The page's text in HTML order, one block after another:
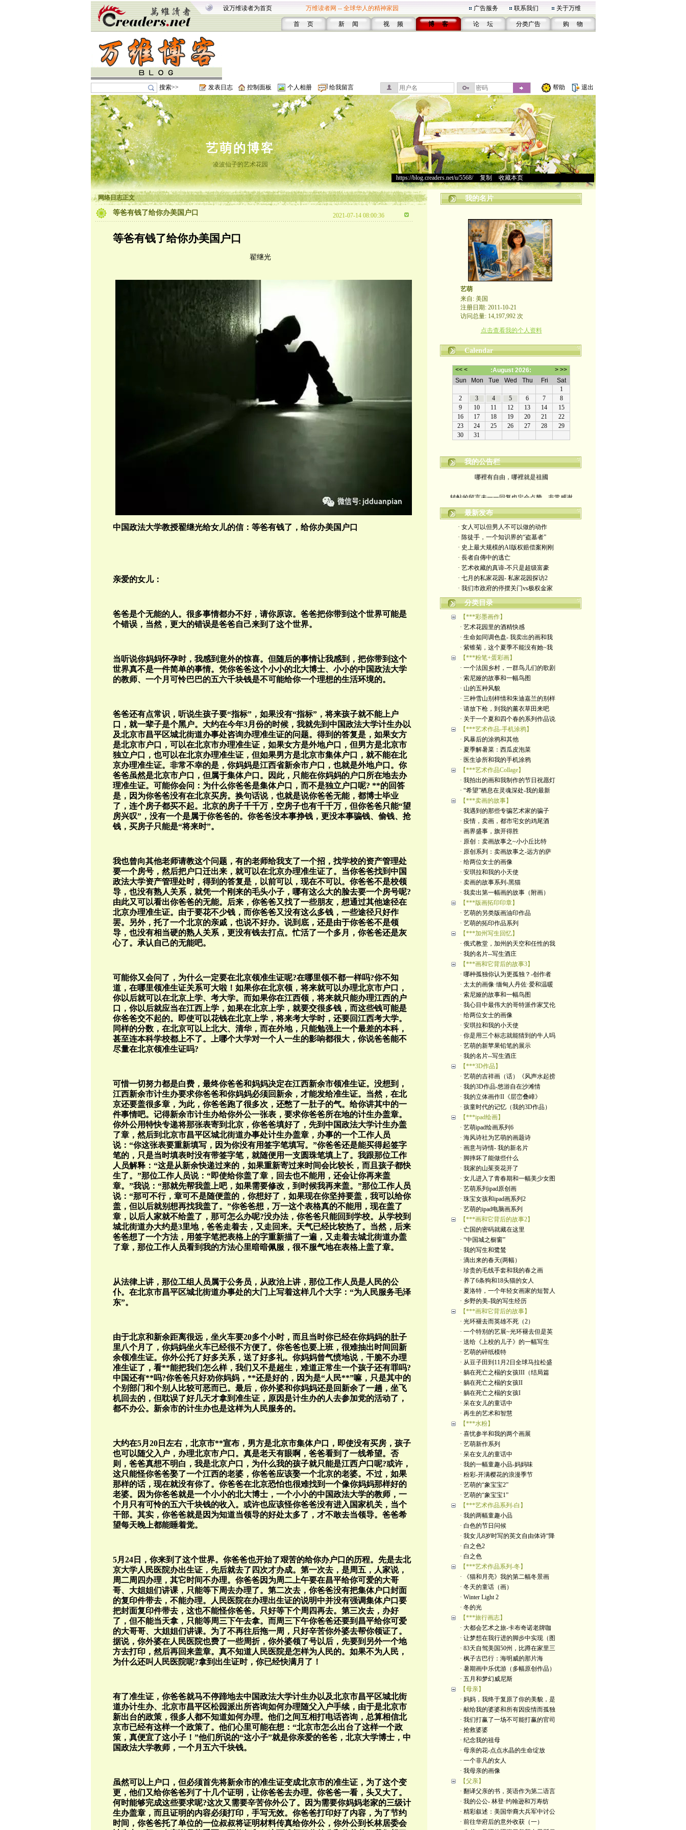
设万维读者为首页 万维读者网 -- 全球华人的精神家园 广告服务 联系我们 关于万维
首 页 新 闻 视 频 博 客 论 坛 分类广告 购 物
搜索>> 发表日志 控制面板 个人相册 给我留言 帮助 退出
艺萌的博客
凌波仙子的艺术花园
https://blog.creaders.net/u/5568/> 复制 收藏本页
网络日志正文
等爸有钱了给你办美国户口 2021-07-14 08:00:36
等爸有钱了给你办美国户口
翟继光
中国政法大学教授翟继光给女儿的信：等爸有钱了，给你办美国户口
亲爱的女儿：
爸爸是个无能的人。很多事情都办不好，请你原谅。爸爸把你带到这个世界可能是
个错误，当然，更大的错误是爸爸自己来到了这个世界。
当听说你妈妈怀孕时，我感到意外的惊喜。但随后的事情让我感到，把你带到这个
世界真不是一件简单的事情。凭你爸爸这个小小的北大博士、小小的中国政法大学
的教师、一个月可怜巴巴的五六千块钱是不可能给你一个理想的生活环境的。
爸爸还有点常识，听说生孩子要“指标”，如果没有“指标”，将来孩子就不能上户
口，就一辈子是个黑户。大约在今年3月份的时候，我就先到中国政法大学计生办以
及北京市昌平区城北街道办事处咨询办理准生证的问题。得到的答复是，如果女方
是北京市户口，可以在北京市办理准生证，如果女方是外地户口，但男方是北京市
独立户口，也可以在北京办理准生证，但如果男方是北京市集体户口，就不能在北
京办理准生证。非常不幸的是，你妈妈是江西省新余市户口，也就是外地户口。你
爸爸虽然是北京市户口，但属于集体户口。因此，只能在你妈妈的户口所在地去办
理准生证。可能你会问：为什么你爸爸是集体户口，而不是独立户口呢? **的回答
是，因为你爸爸没有在北京买房。换句话说，也就是说你爸爸无能，都博士毕业
了，连个房子都买不起。北京的房子千千万，空房子也有千千万，但你爸爸只能“望
房兴叹”，没有一个是属于你爸爸的。你爸爸没本事挣钱，更没本事骗钱、偷钱、抢
钱，买房子只能是“将来时”。
我也曾向其他老师请教这个问题，有的老师给我支了一个招，找学校的资产管理处
要一个房号，然后把户口迁出来，就可以在北京办理准生证了。当你爸爸找到中国
政法大学资产管理处时，得到的答复是，以前可以，现在不可以。你爸爸不是校领
导，也没有熟人关系，就凭一个刚来的毛头小子，哪有这么大的脸去要一个房号呢?
由此又可以看出你爸爸的无能。后来，你爸爸又找了一些朋友，想通过其他途径在
北京办理准生证。由于要花不少钱，而你爸爸又没有这么多钱，一些途径只好作
罢。另外，托了一个北京的亲戚，也说不好办。说到底，还是由于你爸爸不是领
导，也没有相当硬的熟人关系，更没有钱去打点。忙活了一个多月，你爸爸还是灰
心了。承认自己的无能吧。
可能你又会问了，为什么一定要在北京领准生证呢?在哪里领不都一样吗?你不知
道，在哪里领准生证关系可大啦！如果你在北京领，将来就可以办理北京市户口，
你以后就可以在北京上学、考大学。而如果你在江西领，将来就只能办理江西的户
口，你以后就应当在江西上学，如果在北京上学，就要交很多钱，而这些钱可能是
你爸爸交不起的。即使可以花钱在北京上学，将来考大学时，还要回江西考大学。
同样的分数，在北京可以上北大、清华，而在外地，只能勉强上一个最差的本科，
甚至连本科学校都上不了。上哪个大学对一个人一生的影响都很大，你说爸爸能不
尽量在北京领准生证吗?
可惜一切努力都是白费，最终你爸爸和妈妈决定在江西新余市领准生证。没想到，
江西新余市计生办要求你爸爸和你妈妈必须回新余，才能发给准生证。当然，在北
京还要盖很多章，为此，你爸爸跑了很多次，还憋了一肚子的气。给你讲其中的一
件事情吧。记得新余市计生办给你外公一张表，要求你爸爸所在地的计生办盖章。
你外公用特快专递将那张表寄到北京，你爸爸填好了，先到中国政法大学计生办盖
了章，然后到北京市昌平区城北街道办事处计生办盖章，办事的一个工作人员
说：“你这张表要重新填写，因为你没有用签字笔填写。”你爸爸还是能买得起签字
笔的，只是当时填表时没有带签字笔，就随便用一支圆珠笔填上了。我跟那位工作
人员解释：“这是从新余快递过来的，如果重新寄过来时间会比较长，而且孩子都快
生了。”那位工作人员说：“即使给你盖了章，回去也不能用，还会让你再来盖
章。”我说：“那就先帮我盖上吧，如果需要修改，到时候我再来盖。”那位工作人员
说：“那可不行，章可不是随便盖的，你想好了，如果现在你坚持要盖，我可以给你
盖，但以后就别想再找我盖了。”你爸爸想，万一这个表格真的不能用，现在盖了
章，以后人家就不给盖了，那可怎么办呢?没办法，你爸爸只能回到学校。从学校到
城北街道办大约是3里地，爸爸走着去，又走回来。天气已经比较热了。当然，后来
爸爸想了一个方法，用签字笔把表格上的字重新描了一遍，又走着去城北街道办盖
了章，那位工作人员看到我的方法心里暗暗佩服，很不服气地在表格上盖了章。
从法律上讲，那位工组人员属于公务员，从政治上讲，那位工作人员是人民的公
仆。在北京市昌平区城北街道办事处的大门上写着这样几个大字：“为人民服务毛泽
东”。
由于北京和新余距离很远，坐火车要20多个小时，而且当时你已经在你妈妈的肚子
里八个月了，你妈妈坐火车已经很不方便了。你爸爸也要上班，很难抽出时间回新
余领准生证。你外公托了好多关系，送了好多礼。你妈妈曾气愤地说，干脆不办理
准生证了，看**能把我们怎么样，我们又不是超生，难道正常生一个孩子还有罪吗?
中国还有**吗?你爸爸只好劝你妈妈，**还是好的，因为是“人民**”嘛，只是其中的
个别部门和个别人比较可恶而已。最后，你外婆和你妈妈还是回新余了一趟，坐飞
机回去的，但耽误了好几天才拿到准生证，原因是计生办的人去参加党的活动了，
都不办公。新余市的计生办也是这样为人民服务的。
大约在5月20日左右，北京市**宣布，男方是北京市集体户口，即使没有买房，孩子
也可以随父入户，办理北京市户口。真是老天有眼啊，爸爸看到了一线希望。否
则，爸爸真想不明白，我是北京户口，为什么我的孩子就只能是江西户口呢?或许，
这只能怪你爸爸娶了一个江西的老婆，你爸爸应该娶一个北京的老婆。不过，如果
那样的话，现在就没有你了。你爸爸在北京恐怕也很难找到一个像你妈妈那样好的
老婆。因为你爸爸就是一个小小的北大博士，一个小小的中国政法大学的教师，一
个月只有可怜的五六千块钱的收入。或许也应该怪你爸爸没有进入国家机关，当个
干部。其实，你爸爸就是因为知道当领导的好处太多了，才不敢去当领导。爸爸希
望每天晚上都能睡着觉。
5月24日，你来到了这个世界。你爸爸也开始了艰苦的给你办户口的历程。先是去北
京大学人民医院办出生证，先后就去了四次才办成。第一次去，是周五，人家说，
周二周四办理，其它时间不办理。你爸爸因为周二上午要在昌平给你可爱的大哥
哥、大姐姐们讲课，只能等下周去办理了。第二次去，你爸爸没有把集体户口封面
的复印件带去，不能办理。人民医院在办理出生证的说明中并没有强调集体户口要
把封面复印件带去，这也不能怪你爸爸。只好等下个周四再去。第三次去，办好
了，但不能当天拿，只能等周三下午去拿。而周三下午你爸爸还要到昌平给你可爱
的大哥哥、大姐姐们讲课。为了不再往后拖一周，只好辛苦你外婆去帮你领证了。
据说，你外婆在人民医院也费了一些周折，你外婆领了号以后，先要到另外一个地
方去打印，然后再回来盖章。真不知道人民医院是怎样为人民的。如果不为人民，
为什么还叫人民医院呢?拿到出生证时，你已经快满月了！
有了准生证，你爸爸就马不停蹄地去中国政法大学计生办以及北京市昌平区城北街
道办计生办、北京市昌平区松园派出所咨询如何办理随父入户手续，由于是北京市
新出台的政策，很多人都不知道如何办理。他们之间互相打电话咨询，总算相信北
京市已经有这样一个政策了。他们心里可能在想：“北京市怎么出台了这样一个政
策，真便宜了这小子！”他们所说的“这小子”就是你亲爱的爸爸，北京大学博士，中
国政法大学教师，一个月五六千块钱。
虽然可以上户口，但必须首先将新余市的准生证变成北京市的准生证，为了这个变
更，他们又给你爸爸列了十几个证明，让你爸爸去办理。你爸爸一看，头又大了。
何时能够完成这些要求呢?这次又需要辛苦你外公了。因为需要你妈妈老家的三级计
生办盖章，而且证明的内容必须打印，手写无效。你爸爸打印好了内容，为了节约
时间，你爸爸托了单位的一位叔叔将证明材料传真给你外公，你外公到长林居委会
我的名片
艺萌
来自: 美国
注册日期: 2011-10-21
访问总量: 14,197,992 次
点击查看我的个人资料
Calendar
我的公告栏
哪裡有自由，哪裡就是祖國
yimengling53@yahoo.com
有意收藏者请私信我，感谢一贯支持
政治转载不一定代表本人意见
艺术博客：https://yimengl.blog
目录中标注星号的为本人艺术原创
最新发布
· 女人可以但男人不可以做的动作
· 陈徒手，一个知识界的“盗墓者”
· 史上最大规模的AI版权赔偿案刚刚
· 長者自傳中的逃亡
· 艺术收藏的真谛-不只是超级富豪
· 七月的私家花园- 私家花园探访2
· 我们市政府的停摆关门vs极权金家
分类目录
【***彩墨画作】
· 艺术花园里的酒精快感
· 生命如同调色盘- 我卖出的画和我
· 紫锥菊，这个夏季不能没有她~我
【***粉笔+蛋彩画】
· 一个法国乡村，一群鸟儿们的歌剧
· 索尼娅的故事和一幅鸟图
· 山的五种风貌
· 三种雪山别样情和朱迪嘉兰的别样
· 请放下枪，到我的薰衣草田来吧
· 关于一个夏和四个春的系列作品说
【***艺术作品-手机涂鸦】
· 风暴后的涂鸦和其他
· 夏季解暑菜：西瓜皮泡菜
· 医生诊所和我的手机涂鸦
【***艺术作品Collage】
· 我拍出的画和我制作的节日祝愿灯
· “希望”栖息在灵魂深处-我的最新
【***卖画的故事】
· 我遇到的那些专骗艺术家的骗子
· 疫情，卖画，都市宅女的鸡尾酒
· 画界盛事，旗开得胜
· 原创：卖画故事之~小小丘比特
· 原创系列：卖画故事之-远方的萨
· 给两位女士的画像
· 安琪拉和我的小天使
· 卖画的故事系列-黑猫
· 我卖出第一幅画的故事（附画）
【***版画拓印印章】
· 艺萌的另类版画油印作品
· 艺萌的拓印作品系列
【***加州写生回忆】
· 俄式教堂，加州的天空和任性的我
· 我的名片--写生酒庄
【***画和它背后的故事3】
· 哪种孤独你认为更孤独？-创作者
· 太太的画像·缅甸人丹佐·爱和温暖
· 索尼娅的故事和一幅鸟图
· 我心目中最伟大的哥特派作家艾伦
· 给两位女士的画像
· 安琪拉和我的小天使
· 你是用三个标志就能猜到的牛人吗
· 艺萌的新苹果铅笔的展示
· 我的名片--写生酒庄
【***3D作品】
· 艺萌的吉祥画（话）《风声水起捞
· 我的3D作品-悠游自在沙滩情
· 我的立体画作II《层峦叠嶂》
· 孩童时代的记忆（我的3D作品）
【***ipad绘画】
· 艺萌ipad绘画系列6
· 海风诗社为艺萌的画题诗
· 画意与诗情- 我的新名片
· 脚摔坏了能做些什么
· 我家的山茱萸花开了
· 女儿进入了青春期和一幅美少女图
· 艺萌系列ipad原创画
· 珠宝女孩和ipad画系列2
· 艺萌的ipad电脑画系列
【***画和它背后的故事2】
· 亡国的密码就藏在这里
· “中国城之橱窗”
· 我的写生和鹭鸶
· 滴出来的春天(两幅）
· 珍贵的毛线手套和我的春之画
· 养了6条狗和18头猫的女人
· 夏洛特，一个年轻女画家的短暂人
· 乡野的美-我的写生经历
【***画和它背后的故事】
· 光环褪去而英雄不死（2）
· 一个特别的艺展~光环褪去但是英
· 送给《上校的儿子》的一幅写生
· 艺萌的碎纸模特
· 从豆子田到11月2日全球马拉松盛
· 躺在死亡之榻的女孩III（结局篇
· 躺在死亡之榻的女孩II
· 躺在死亡之榻的女孩I
· 呆在女儿的童话中
· 再生的艺术和智慧
【***水粉】
· 喜忧参半和我的两个画展
· 艺萌新作系列
· 呆在女儿的童话中
· 我的一幅童趣小品-妈妈味
· 粉彩-开满樱花的浪漫季节
· 艺萌的“象宝宝2”
· 艺萌的“象宝宝1”
【***艺术作品系列-白】
· 我的两幅童趣小品
· 白色的节日问候
· 我女儿8岁时写的英文自由体诗“降
· 白之色2
· 白之色
【***艺术作品系列-冬】
· 《猫和月亮》我的第二幅冬景画
· 冬天的童话（画）
· Winter Light 2
· 冬的光
【***旅行画志】
· 大都会艺术之旅-卡布奇诺老牌咖
· 让梦想在我行进的脚步中实现（图
· 83天自驾美国50州，比蹲在家里三
· 枫子古巴行：海明威的那片海
· 暑期画中乐优游（多幅原创作品）
· 五月和梦幻威尼斯
【母亲】
· 妈妈，我终于复原了你的美貌，是
· 献给我的婆婆和所有因疫情而孤独
· 我们打赢了一场不可能打赢的官司
· 抢救婆婆
· 纪念我的祖母
· 母亲的花-点点水晶的生命绽放
· 一个非凡的女人
· 我母亲的画像
【父亲】
· 翻译父亲的书，英语作为第二语言
· 我的公公- 林登·约翰逊和万寿纺
· 精彩叙述：美国华裔大兵军中讨公
· 前往华府后的意外收获（一）